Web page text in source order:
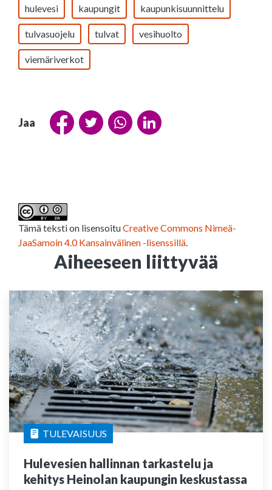
hulevesi kaupungit kaupunkisuunnittelu
tulvasuojelu tulvat vesihuolto
viemäriverkot
Jaa
Tämä teksti on lisensoituCreative Commons Nimeä-
JaaSamoin 4.0 Kansainvälinen -lisenssillä
Aiheeseen liittyvää
TULEVAISUUS
Hulevesien hallinnan tarkastelu ja
kehitys Heinolan kaupungin keskustassa